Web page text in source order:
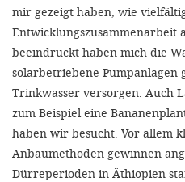
mir gezeigt haben, wie
Entwicklungszusammenarbeit
beeindruckt haben mich die
solarbetriebene Pumpanlagen
Trinkwasser versorgen. Auch
zum Beispiel eine
haben wir besucht. Vor allem
Anbaumethoden gewinnen
Dürreperioden in Äthiopien